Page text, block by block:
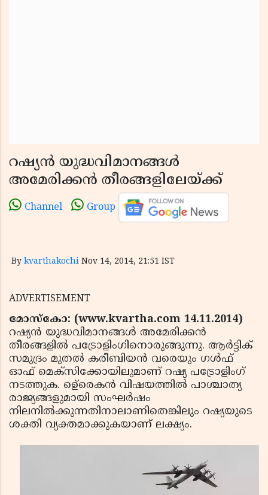
റഷ്യന്‍ യുദ്ധവിമാനങ്ങള്‍
അമേരിക്കന്‍ തീരങ്ങളിലേയ്ക്ക്
Channel Group
By kvarthakochi Nov 14, 2014, 21:51 IST
ADVERTISEMENT
മോസ്‌കോ: (www.kvartha.com 14.11.2014)
റഷ്യന്‍ യുദ്ധവിമാനങ്ങള്‍ അമേരിക്കന്‍
തീരങ്ങളില്‍ പട്രോളിംഗിനൊരുങ്ങുന്നു. ആര്‍ട്ടിക്
സമുദ്രം മുതല്‍ കരീബിയന്‍ വരെയും ഗള്‍ഫ്
ഓഫ് മെക്‌സിക്കോയിലുമാണ് റഷ്യ പട്രോളിംഗ്
നടത്തുക. ഉെ്രെകന്‍ വിഷയത്തില്‍ പാശ്ചാത്യ
രാജ്യങ്ങളുമായി സംഘര്‍ഷം
നിലനില്‍ക്കുന്നതിനാലാണിതെങ്കിലും റഷ്യയുടെ
ശക്തി വ്യക്തമാക്കുകയാണ് ലക്ഷ്യം.